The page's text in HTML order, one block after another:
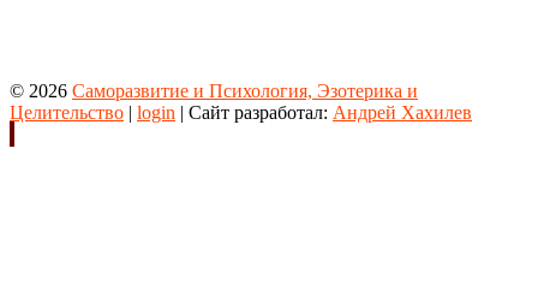
© 2026 Саморазвитие и Психология, Эзотерика и
Целительство | login | Сайт разработал: Андрей Хахилев